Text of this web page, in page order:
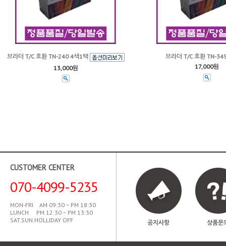
브라더 T/C 호환 TN-240 4색1택
13,000원
브라더 T/C 호환 TN-
17,000원
CUSTOMER CENTER
070-4099-5235
MON-FRI AM 09:30 ~ PM 18:30
LUNCH PM 12:30 ~ PM 13:30
SAT.SUN.HOLLIDAY OFF
공지사항 상품문